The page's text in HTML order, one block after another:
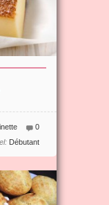
0
Débutant